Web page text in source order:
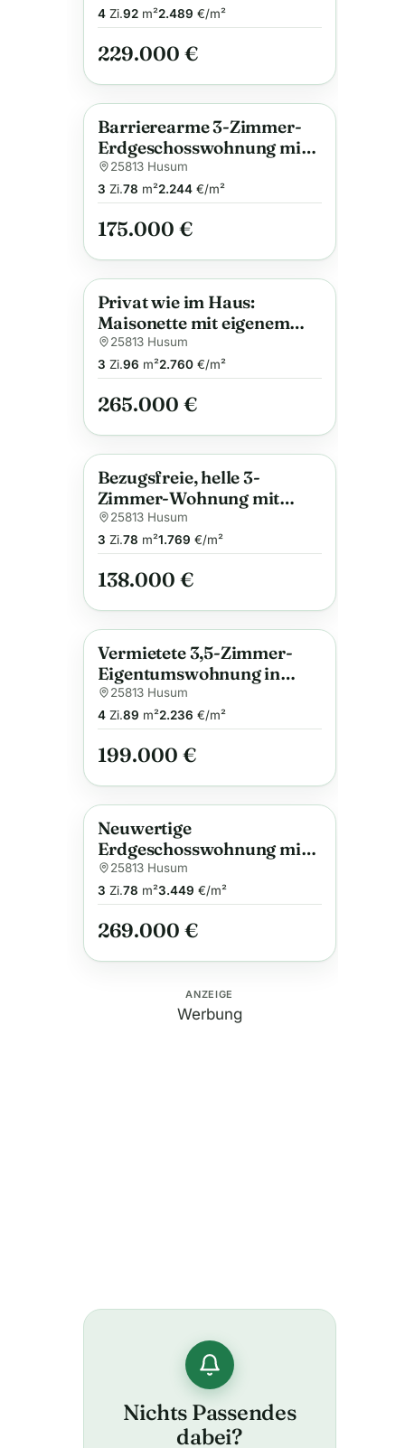
4Zi.92m²2.489 €/m²
229.000 €
Anzeige
Barrierearme 3-Zimmer-
Erdgeschosswohnung mit
sonniger Terrasse in
attraktiver Lage in Husum
25813 Husum
3 Zi.78 m²2.244€/m²
175.000 €
Anzeige
Privat wie im Haus:
Maisonette mit eigenem
Eingang, Garten und
überdachter Terrasse
25813 Husum
3 Zi.96 m²2.760€/m²
265.000 €
Anzeige
Bezugsfreie, helle 3-
Zimmer-Wohnung mit
Balkon in zentrumsnaher
Lage von Husum, mit
PKW-Stellplatz
25813 Husum
3 Zi.78 m²1.769 €/m²
138.000 €
Anzeige
Vermietete 3,5-Zimmer-
Eigentumswohnung in
Husum (5%er)
25813 Husum
4Zi.89 m²2.236 €/m²
199.000 €
Anzeige
Neuwertige
Erdgeschosswohnung mit
Terrasse in Husum
25813 Husum
3 Zi.78 m²3.449 €/m²
269.000 €
ANZEIGE
Werbung
Nichts Passendes
dabei?